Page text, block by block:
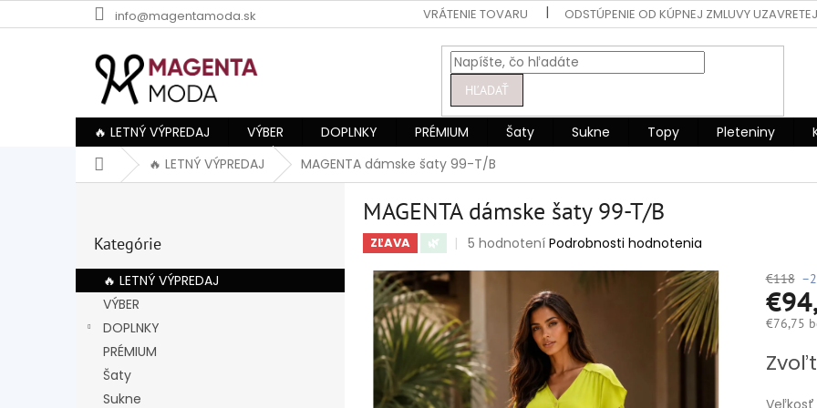
na
info@magentamoda.sk VRÁTENIE TOVARU ODSTÚPENIE OD KÚPNEJ ZMLUVY UZAVRETEJ
HĽADAŤ
🔥 LETNÝ VÝPREDAJ VÝBER DOPLNKY PRÉMIUM Šaty Sukne Topy Pleteniny
Domov🔥 LETNÝ VÝPREDAJ MAGENTA dámske šaty 99-T/B
ý
p
kategórie
Kategórie
🔥 LETNÝ VÝPREDAJ
VÝBER
DOPLNKY
PRÉMIUM
Šaty
Sukne
MAGENTA dámske šaty 99-T/B
ZĽAVA 🌿
Priemerné
produktu
z
5
hviezdičiek.
5 hodnotení Podrobnosti hodnotenia
€118
€76,75
cena: